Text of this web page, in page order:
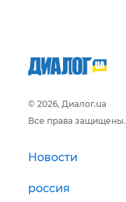
© 2026, Диалог.ua
Все права защищены.
Новости
россия